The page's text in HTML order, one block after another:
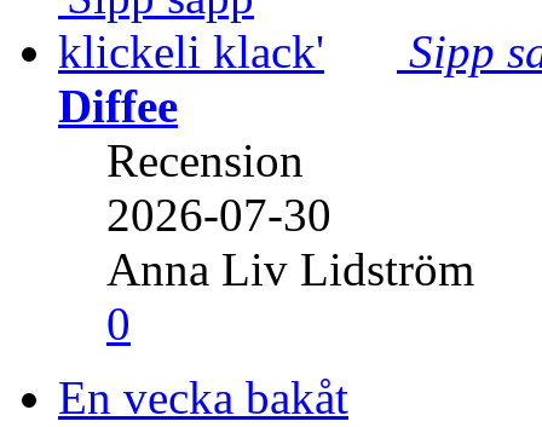
Sipp
Diffee
Recension
2026-07-30
Anna Liv Lidström
0
En vecka bakåt